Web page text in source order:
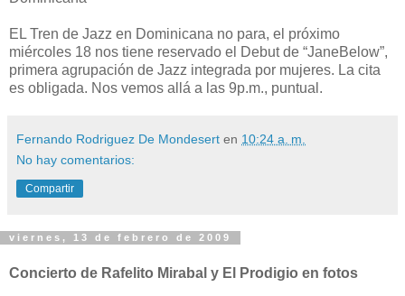
EL Tren de Jazz en Dominicana no para, el próximo
miércoles 18 nos tiene reservado el Debut de “JaneBelow”,
primera agrupación de Jazz integrada por mujeres. La cita
es obligada. Nos vemos allá a las 9p.m., puntual.
Fernando Rodriguez De Mondesert en 10:24 a. m.
No hay comentarios:
Compartir
viernes, 13 de febrero de 2009
Concierto de Rafelito Mirabal y El Prodigio en fotos